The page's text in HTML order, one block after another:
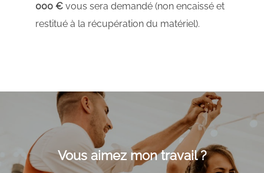
000 € vous sera demandé (non encaissé et
restitué à la récupération du matériel).
Vous aimez mon travail ?